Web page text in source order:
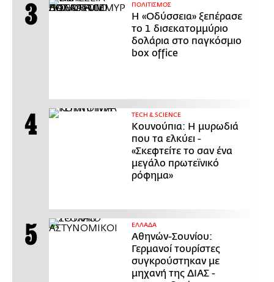
ΠΟΛΙΤΙΣΜΟΣ
Η «Οδύσσεια» ξεπέρασε
το 1 δισεκατομμύριο
δολάρια στο παγκόσμιο
box office
ΤECH & SCIENCE
Κουνούπια: Η μυρωδιά
που τα ελκύει -
«Σκεφτείτε το σαν ένα
μεγάλο πρωτεϊνικό
ρόφημα»
ΕΛΛΑΔΑ
Αθηνών-Σουνίου:
Γερμανοί τουρίστες
συγκρούστηκαν με
μηχανή της ΔΙΑΣ -